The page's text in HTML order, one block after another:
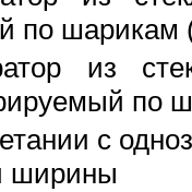
по шарикам
из
по
с
ширины